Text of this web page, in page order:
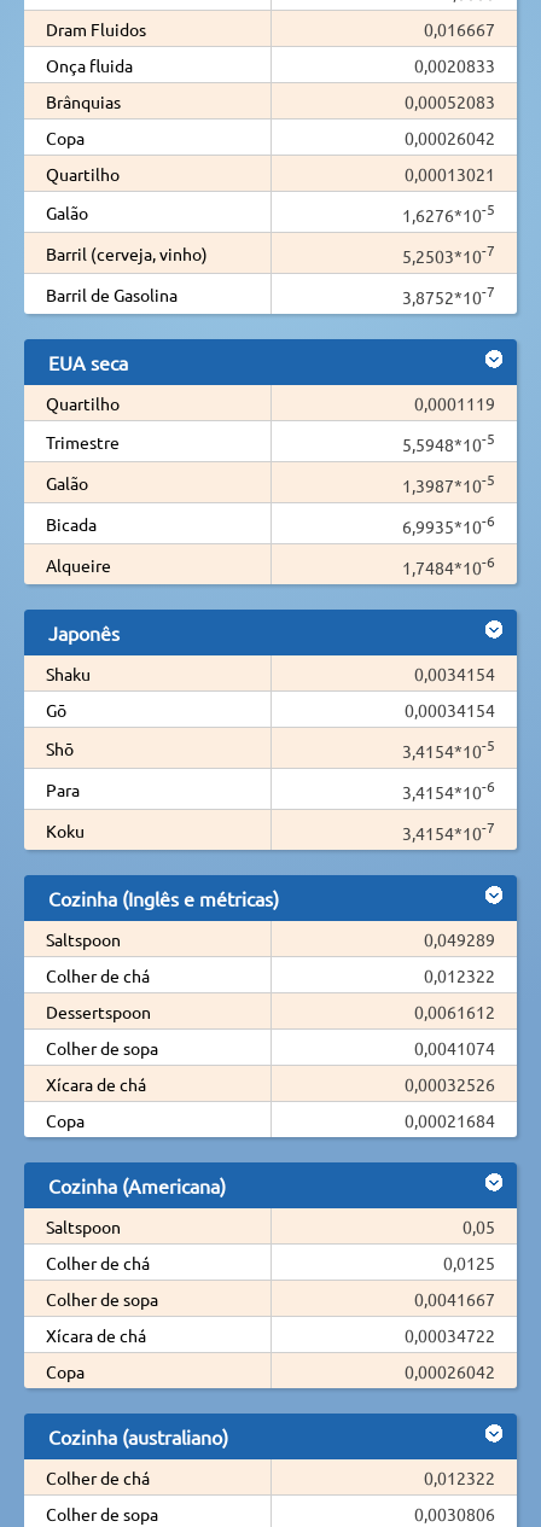
Dram Fluidos
0,016667
Onça fluida
0,0020833
Brânquias
0,00052083
Copa
0,00026042
Quartilho
0,00013021
Galão
1,6276*10-5
Barril (cerveja, vinho) 5,2503*10-7
Barril de Gasolina 3,8752*10-7
EUA seca
Quartilho
0,0001119
Trimestre
5,5948*10-5
Galão 1,3987*10-5
Bicada 6,9935*10-6
Alqueire 1,7484*10-6
Japonês
Shaku
0,0034154
Gō
0,00034154
Shō
3,4154*10-5
Para 3,4154*10-6
Koku 3,4154*10-7
Cozinha (Inglês e métricas)
Saltspoon
0,049289
Colher de chá
0,012322
Dessertspoon
0,0061612
Colher de sopa
0,0041074
Xícara de chá
0,00032526
Copa
0,00021684
Cozinha (Americana)
Saltspoon
0,05
Colher de chá
0,0125
Colher de sopa
0,0041667
Xícara de chá
0,00034722
Copa
0,00026042
Cozinha (australiano)
Colher de chá
0,012322
Colher de sopa
0,0030806